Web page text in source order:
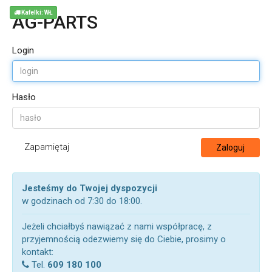
AG-PARTS
Login
Hasło
Zapamiętaj Zaloguj
Jesteśmy do Twojej dyspozycji
w godzinach od 7:30 do 18:00.
Jeżeli chciałbyś nawiązać z nami współpracę, z
przyjemnością odezwiemy się do Ciebie, prosimy o
kontakt:
Tel. 609 180 100
Kafelki: WŁ